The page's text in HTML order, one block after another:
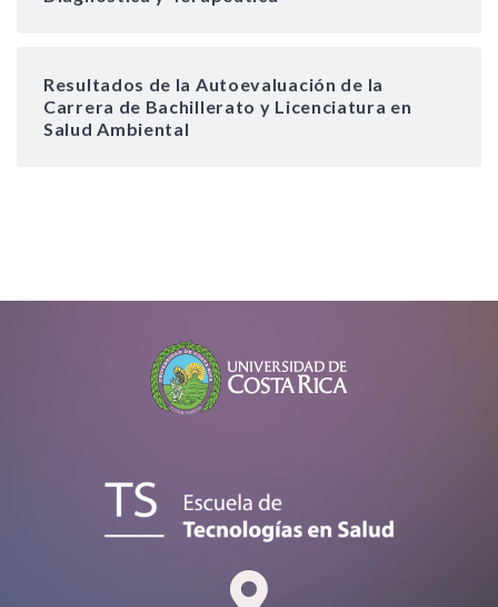
Resultados de la Autoevaluación de la
Carrera de Bachillerato y Licenciatura en
Salud Ambiental